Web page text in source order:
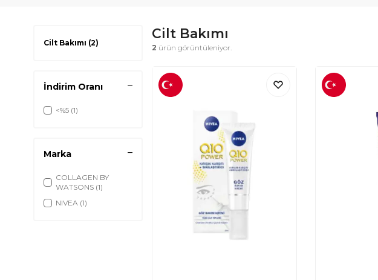
Cilt Bakımı (2)
İndirim Oranı
<%5 (1)
Marka
COLLAGEN BY
WATSONS (1)
NIVEA (1)
Cilt Bakımı
2 ürün görüntüleniyor.